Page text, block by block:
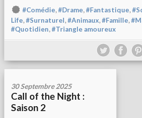
#Comédie,#Drame,#Fantastique,
Life,#Surnaturel,#Animaux,#Famille,
#Quotidien,#Triangle amoureux
30 Septembre 2025
Call of the Night :
Saison 2